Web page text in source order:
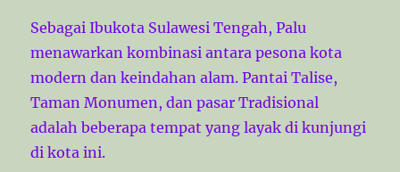
Sebagai Ibukota Sulawesi Tengah, Palu
menawarkan kombinasi antara pesona kota
modern dan keindahan alam. Pantai Talise,
Taman Monumen, dan pasar Tradisional
adalah beberapa tempat yang layak di kunjungi
di kota ini.